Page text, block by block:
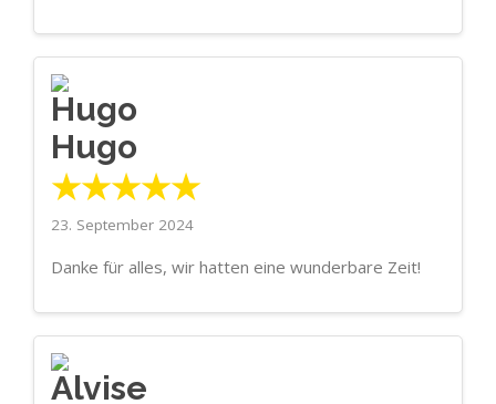
Hugo
★★★★★
23. September 2024
Danke für alles, wir hatten eine wunderbare Zeit!